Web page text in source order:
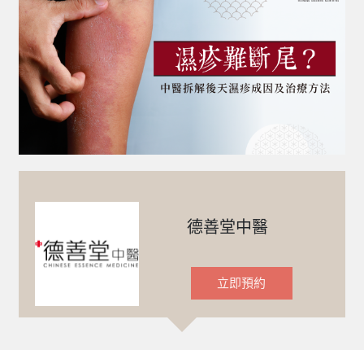
德善堂中醫
立即預約